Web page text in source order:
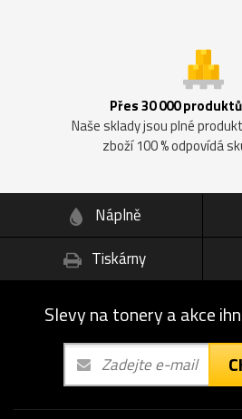
Přes 30 000
Naše sklady jsou plné
zboží 100 % odpovídá
Náplně
Tiskárny
Slevy na tonery a akce